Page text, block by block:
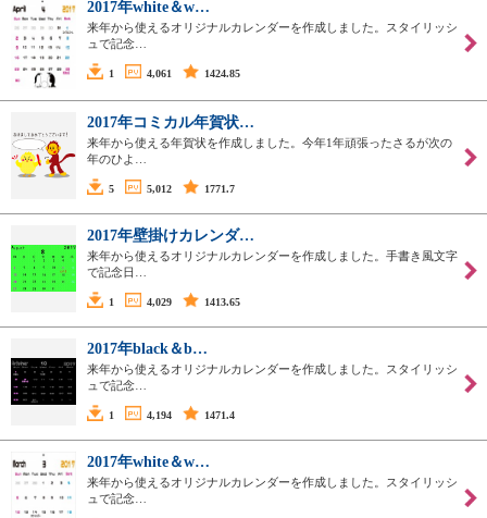
2017年white＆w…
来年から使えるオリジナルカレンダーを作成しました。スタイリッシ
ュで記念…
1 4,061 1424.85
2017年コミカル年賀状…
来年から使える年賀状を作成しました。今年1年頑張ったさるが次の
年のひよ…
5 5,012 1771.7
2017年壁掛けカレンダ…
来年から使えるオリジナルカレンダーを作成しました。手書き風文字
で記念日…
1 4,029 1413.65
2017年black＆b…
来年から使えるオリジナルカレンダーを作成しました。スタイリッシ
ュで記念…
1 4,194 1471.4
2017年white＆w…
来年から使えるオリジナルカレンダーを作成しました。スタイリッシ
ュで記念…